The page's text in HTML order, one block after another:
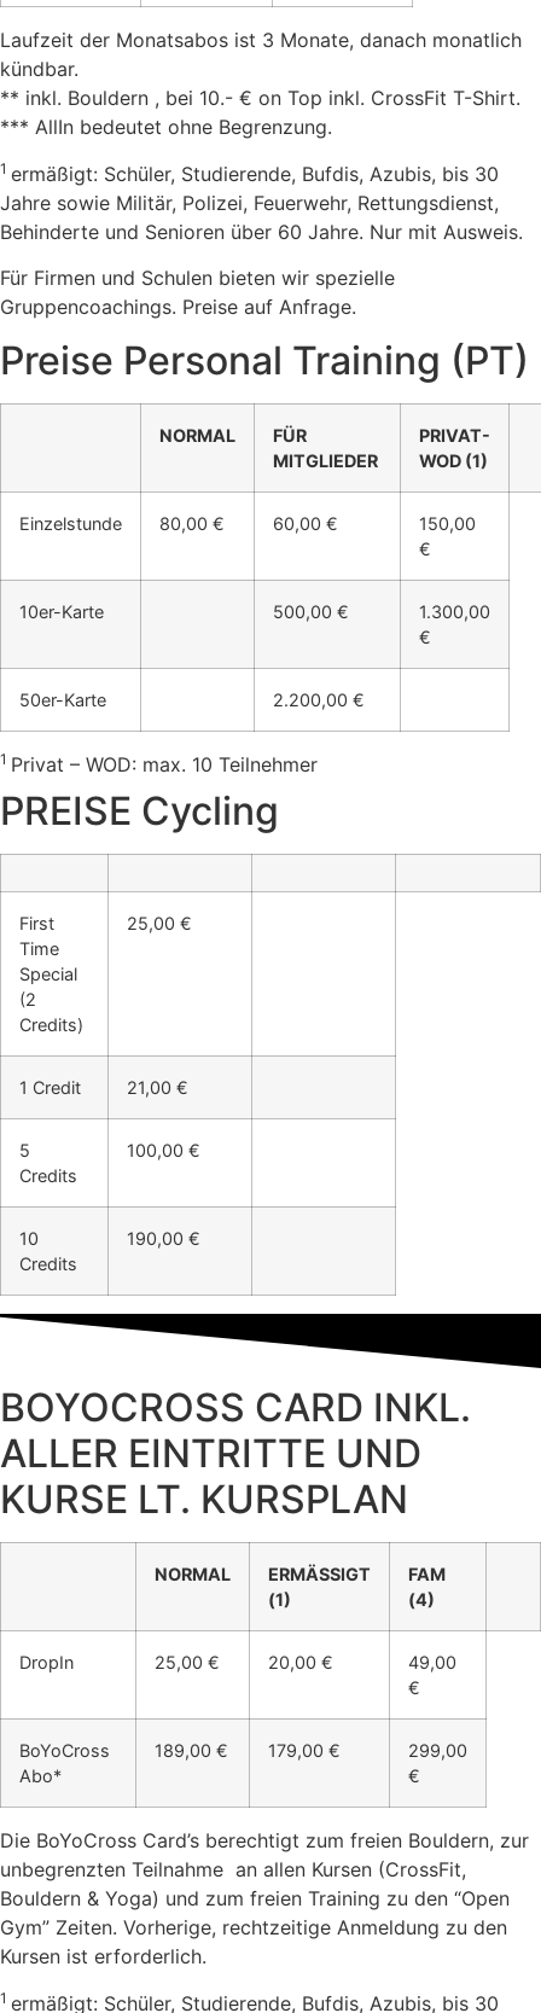
Laufzeit der Monatsabos ist 3 Monate, danach monatlich
kündbar.
** inkl. Bouldern , bei 10.- € on Top inkl. CrossFit T-Shirt.
*** AllIn bedeutet ohne Begrenzung.
1 ermäßigt: Schüler, Studierende, Bufdis, Azubis, bis 30
Jahre sowie Militär, Polizei, Feuerwehr, Rettungsdienst,
Behinderte und Senioren über 60 Jahre. Nur mit Ausweis.
Für Firmen und Schulen bieten wir spezielle
Gruppencoachings. Preise auf Anfrage.
Preise Personal Training (PT)
NORMAL
FÜR
MITGLIEDER
PRIVAT-
WOD (1)
Einzelstunde 80,00 € 60,00 €
150,00
€
10er-Karte 500,00 €
1.300,00
€
50er-Karte 2.200,00 €
1 Privat – WOD: max. 10 Teilnehmer
PREISE Cycling
First
Time
Special
(2
Credits)
25,00 €
1 Credit 21,00 €
5
Credits
100,00 €
10
Credits
190,00 €
BOYOCROSS CARD INKL.
ALLER EINTRITTE UND
KURSE LT. KURSPLAN
NORMAL
ERMÄSSIGT
(1)
FAM
(4)
DropIn 25,00 € 20,00 €
49,00
€
BoYoCross
Abo*
189,00 € 179,00 €
299,00
€
Die BoYoCross Card’s berechtigt zum freien Bouldern, zur
unbegrenzten Teilnahme an allen Kursen (CrossFit,
Bouldern & Yoga) und zum freien Training zu den “Open
Gym” Zeiten. Vorherige, rechtzeitige Anmeldung zu den
Kursen ist erforderlich.
1 ermäßigt: Schüler, Studierende, Bufdis, Azubis, bis 30